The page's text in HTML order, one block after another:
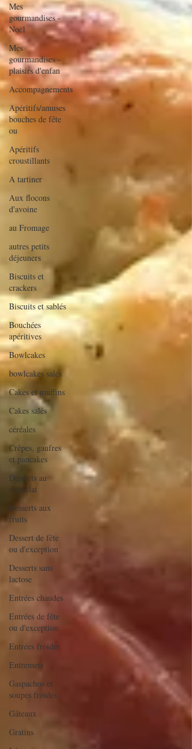
Mes
gourmandises -
Noël
Mes
gourmandises -
plaisirs d'enfan
Accompagnements
Apéritifs/amuses
bouches de fête
ou
Apéritifs
croustillants
A tartiner
Aux flocons
d'avoine
au Fromage
autres petits
déjeuners
Biscuits et
crackers
Biscuits et sablés
Bouchées
apéritives
Bowlcakes
bowlcakes salés
Cakes et muffins
Cakes salés
céréales
Crêpes, gaufres
et pancakes
Desserts au
chocolat
Desserts aux
fruits
Dessert de fête
ou d'exception
Desserts sans
lactose
Entrées chaudes
Entrées de fête
ou d'exception
Entrées froides
Entremets
Gaspachos et
soupes froides
Gâteaux
Gratins